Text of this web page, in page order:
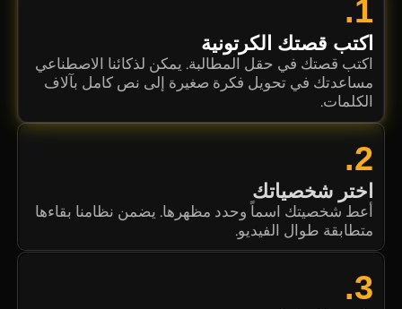
1.
اكتب قصتك الكرتونية
اكتب قصتك في حقل المطالبة. يمكن لذكائنا الاصطناعي
مساعدتك في تحويل فكرة صغيرة إلى نص كامل بآلاف
الكلمات.
2.
اختر شخصياتك
أعط شخصيتك اسماً وحدد مظهرها. يضمن نظامنا بقاءها
متطابقة طوال الفيديو.
3.